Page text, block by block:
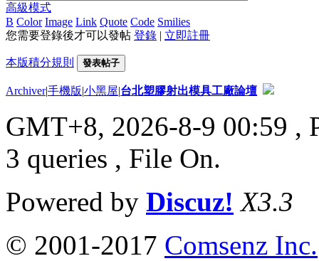
高級模式
B Color Image Link Quote Code Smilies
您需要登錄後才可以發帖 登錄 | 立即註冊
本版積分規則 發表帖子
Archiver|手機版|小黑屋|台北塑膠射出模具工廠論壇
GMT+8, 2026-8-9 00:59 ,
3 queries , File On.
Powered by Discuz! X3.3
© 2001-2017 Comsenz Inc.